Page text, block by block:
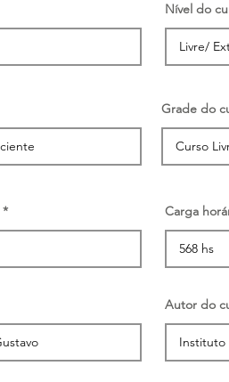
Nível do
Grade do
Carga
Autor do